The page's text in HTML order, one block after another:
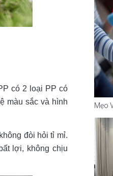
có 2 loại PP có
màu sắc và hình
đòi hỏi tỉ mỉ.
lợi, không chịu
Mẹo